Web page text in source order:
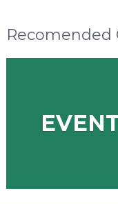
Recomended